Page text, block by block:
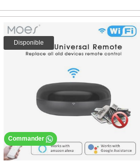
Disponible
Commander